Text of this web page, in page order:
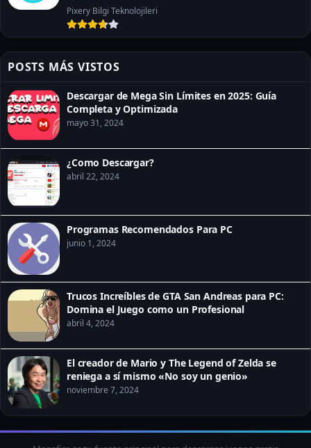
Pixery Bilgi Teknolojileri
POSTS MÁS VISTOS
Descargar de Mega Sin Límites en 2025: Guía
Completa y Optimizada
mayo 31, 2024
¿Como Descargar?
abril 22, 2024
Programas Recomendados Para PC
junio 1, 2024
Trucos Increíbles de GTA San Andreas para PC:
Domina el Juego como un Profesional
abril 4, 2024
El creador de Mario y The Legend of Zelda se
reniega a sí mismo «No soy un genio»
noviembre 7, 2024